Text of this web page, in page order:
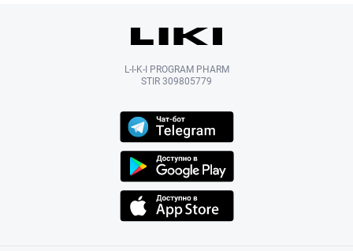
L-I-K-I PROGRAM PHARM
STIR 309805779